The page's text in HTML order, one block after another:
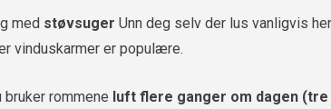
med støvsuger Unn deg selv der lus vanligvis
vinduskarmer er populære.
rommene luft flere ganger om dagen